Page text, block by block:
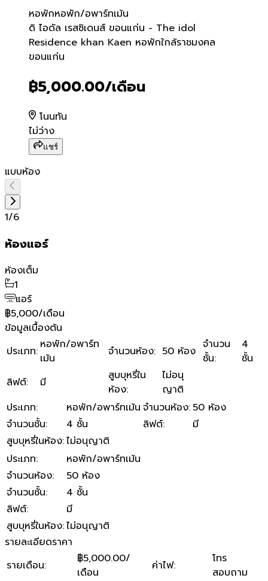
หอพักหอพัก/อพาร์ทเม้น
ดิ ไอดัล เรสซิเดนส์ ขอนแก่
ดิ ไอดัล เรสซิเดนส์ ขอนแก่น - The idol
Residence khan Kaen หอพักใกล้ราชมงคล
ขอนแก่น
฿5,000.00/เดือน
โนนทัน
ไม่ว่าง
แชร์
แบบห้อง
1/6
ห้องแอร์
ห้องเต็ม
1
แอร์
฿5,000/เดือน
ข้อมูลเบื้องต้น
ประเภท: หอพัก/อพาร์ท
เม้น
จำนวนห้อง: 50 ห้อง จำนวน
ชั้น:
4
ชั้น
ลิฟต์: มี
สูบบุหรี่ใน
ห้อง:
ไม่อนุ
ญาติ
ประเภท: หอพัก/อพาร์ทเม้น จำนวนห้อง: 50 ห้อง
จำนวนชั้น: 4 ชั้น ลิฟต์:
มี
สูบบุหรี่ในห้อง:ไม่อนุญาติ
ประเภท:
หอพัก/อพาร์ทเม้น
จำนวนห้อง:
50 ห้อง
จำนวนชั้น:
4 ชั้น
ลิฟต์:
มี
สูบบุหรี่ในห้อง:ไม่อนุญาติ
รายละเอียดราคา
รายเดือน:
฿5,000.00/
เดือน
ค่าไฟ:
โทร
สอบถาม